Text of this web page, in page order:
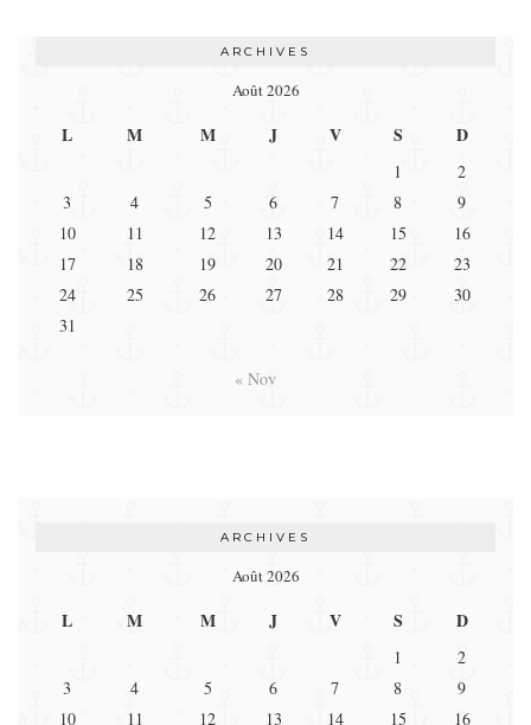
ARCHIVES
Août 2026
L M M J V S D
1
2
3
4 5 6 7 8
9
10
11 12 13 14 15
16
17
18 19 20 21 22
23
24
25 26 27 28 29
30
31
« Nov
ARCHIVES
Août 2026
L M M J V S D
1
2
3
4 5 6 7 8
9
10
11 12 13 14 15 16